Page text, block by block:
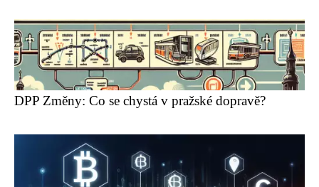
DPP Změny: Co se chystá v pražské dopravě?